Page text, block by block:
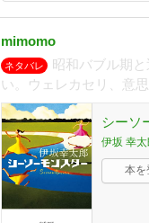
mimomo
ネタバレ
昭和バブル期
い。ウェレカセリ、意
シーソ
伊坂 幸
本を